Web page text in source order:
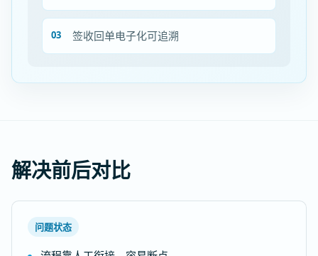
签收回单电子化可追溯
解决前后对比
问题状态